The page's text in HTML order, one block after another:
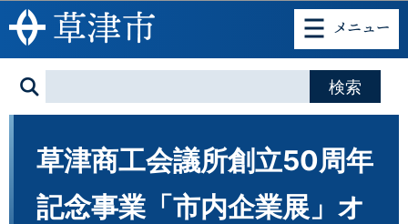
このページの本文へ移動
草津商工会議所創立50周年
記念事業「市内企業展」オ